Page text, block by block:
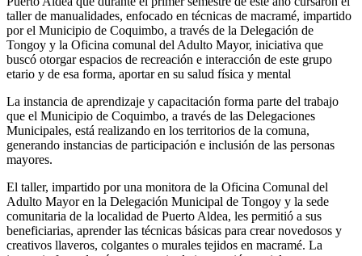
taller de manualidades, enfocado en técnicas de macramé, impartido
por el Municipio de Coquimbo, a través de la Delegación de
Tongoy y la Oficina comunal del Adulto Mayor, iniciativa que
buscó otorgar espacios de recreación e interacción de este grupo
etario y de esa forma, aportar en su salud física y mental
La instancia de aprendizaje y capacitación forma parte del trabajo
que el Municipio de Coquimbo, a través de las Delegaciones
Municipales, está realizando en los territorios de la comuna,
generando instancias de participación e inclusión de las personas
mayores.
El taller, impartido por una monitora de la Oficina Comunal del
Adulto Mayor en la Delegación Municipal de Tongoy y la sede
comunitaria de la localidad de Puerto Aldea, les permitió a sus
beneficiarias, aprender las técnicas básicas para crear novedosos y
creativos llaveros, colgantes o murales tejidos en macramé. La